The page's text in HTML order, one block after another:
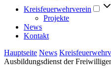
Kreisfeuerwehrverein
Projekte
News
Kontakt
Hauptseite News
Ausbildungsdienst der